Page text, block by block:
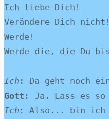
Ich liebe Dich!
Verändere Dich nicht!
Werde!
Werde die, die Du
Ich : Da geht noch
Gott : Ja. Lass es so
Ich : Also... bin ich